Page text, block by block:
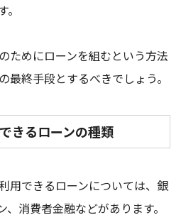
ためにローンを組むという方法
最終手段とするべきでしょう。
きるローンの種類
用できるローンについては、銀
消費者金融などがあります。